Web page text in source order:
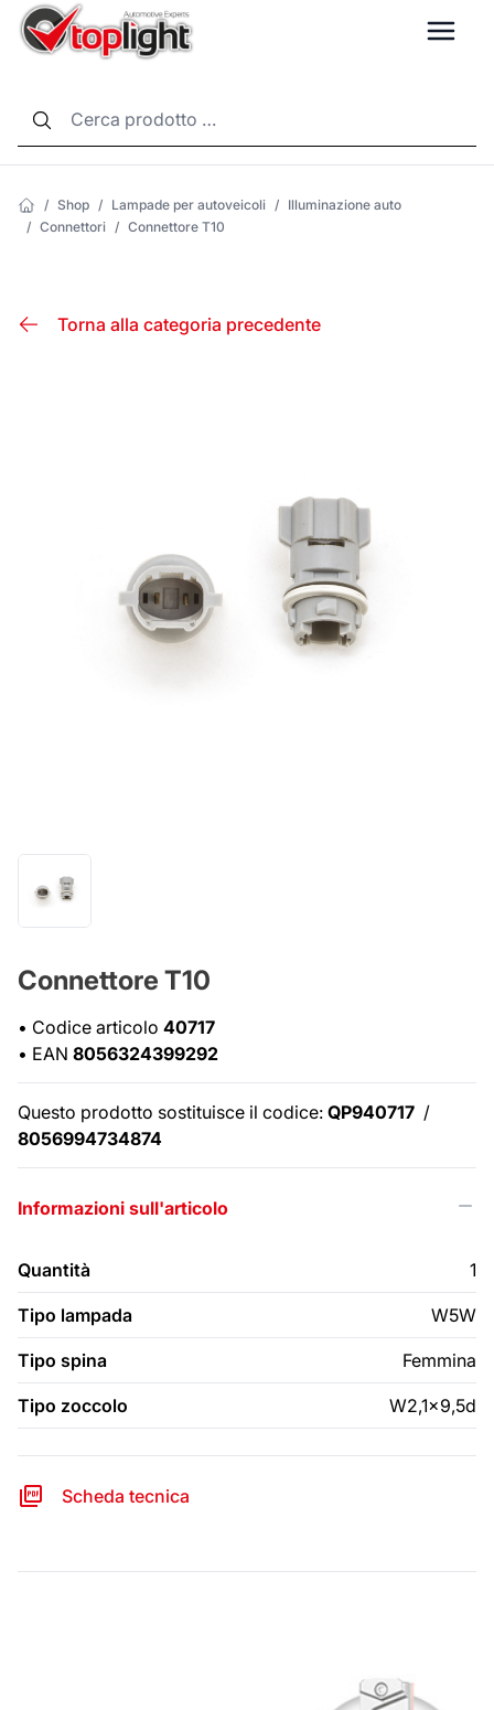
/ Shop / Lampade per autoveicoli / Illuminazione auto
/ Connettori / Connettore T10
Torna alla categoria precedente
Connettore T10
• Codice articolo 40717
• EAN 8056324399292
Questo prodotto sostituisce il codice: QP940717 /
8056994734874
Informazioni sull'articolo
Quantità 1
Tipo lampada W5W
Tipo spina Femmina
Tipo zoccolo W2,1x9,5d
Scheda tecnica